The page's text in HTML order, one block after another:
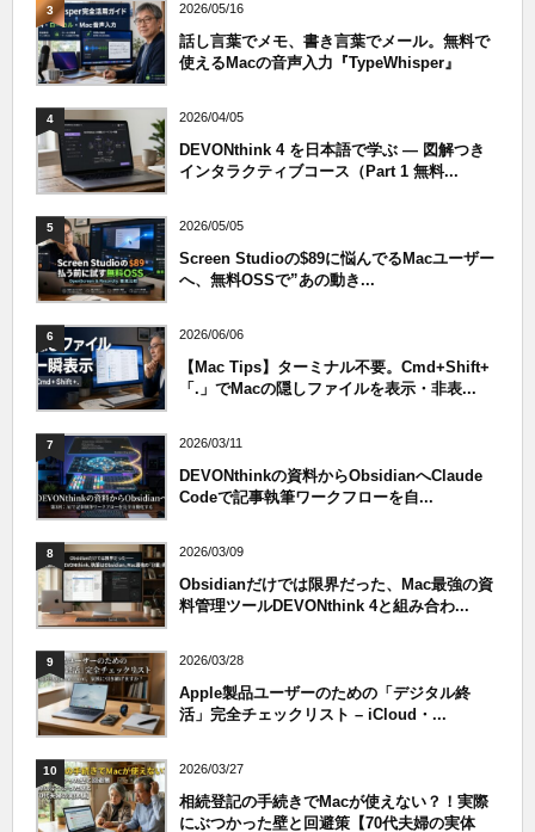
3 2026/05/16
話し言葉でメモ、書き言葉でメール。無料で
使えるMacの音声入力『TypeWhisper』
4 2026/04/05
DEVONthink 4 を日本語で学ぶ — 図解つき
インタラクティブコース（Part 1 無料...
5 2026/05/05
Screen Studioの$89に悩んでるMacユーザー
へ、無料OSSで”あの動き...
6 2026/06/06
【Mac Tips】ターミナル不要。Cmd+Shift+
「.」でMacの隠しファイルを表示・非表...
7 2026/03/11
DEVONthinkの資料からObsidianへClaude
Codeで記事執筆ワークフローを自...
8 2026/03/09
Obsidianだけでは限界だった、Mac最強の資
料管理ツールDEVONthink 4と組み合わ...
9 2026/03/28
Apple製品ユーザーのための「デジタル終
活」完全チェックリスト – iCloud・...
10 2026/03/27
相続登記の手続きでMacが使えない？！実際
にぶつかった壁と回避策【70代夫婦の実体